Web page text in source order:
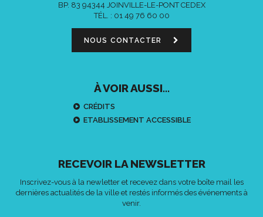
BP. 83 94344 JOINVILLE-LE-PONT CEDEX
TÉL. : 01 49 76 60 00
NOUS CONTACTER
À VOIR AUSSI...
CRÉDITS
ETABLISSEMENT ACCESSIBLE
RECEVOIR LA NEWSLETTER
Inscrivez-vous à la newletter et recevez dans votre boîte mail les
dernières actualités de la ville et restés informés des événements à
venir.